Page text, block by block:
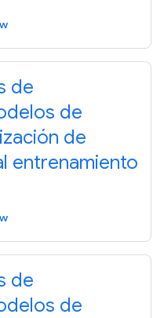
de
de
de
entrenamiento
de
de